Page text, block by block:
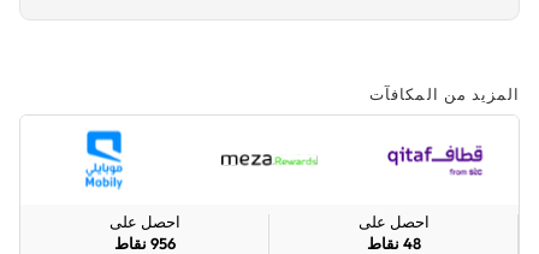
المزيد من المكافآت
احصل على
48 نقاط
احصل على
956 نقاط